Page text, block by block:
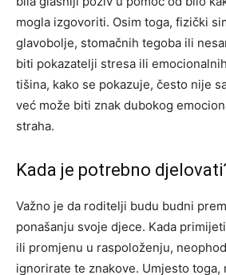
mogla izgovoriti. Osim toga, fizički
glavobolje, stomačnih tegoba ili
biti pokazatelji stresa ili
tišina, kako se pokazuje, često nije
već može biti znak dubokog
straha.
Kada je potrebno
Važno je da roditelji budu budni
ponašanju svoje djece. Kada
ili promjenu u raspoloženju,
ignorirate te znakove. Umjesto